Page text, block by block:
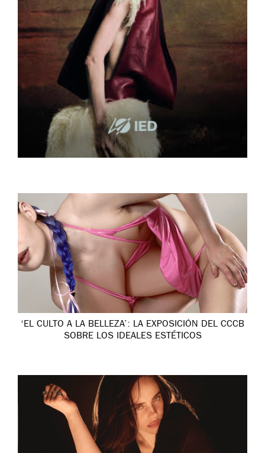
‘EL CULTO A LA BELLEZA’: LA EXPOSICIÓN DEL CCCB
SOBRE LOS IDEALES ESTÉTICOS